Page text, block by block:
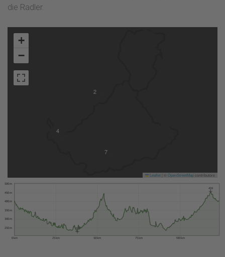
die Radler.
2
4
7
+
−
Leaflet OpenStreetMapcontributors
0 km 25 km 50 km 75 km 100 km
250 m
300 m
350 m
400 m
450 m
500 m
228
459